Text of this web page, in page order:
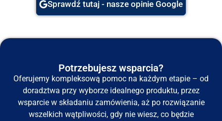
Sprawdź tutaj - nasze opinie Google
Potrzebujesz wsparcia?
Oferujemy kompleksową pomoc na każdym etapie – od
doradztwa przy wyborze idealnego produktu, przez
wsparcie w składaniu zamówienia, aż po rozwiązanie
wszelkich wątpliwości, gdy nie wiesz, co będzie